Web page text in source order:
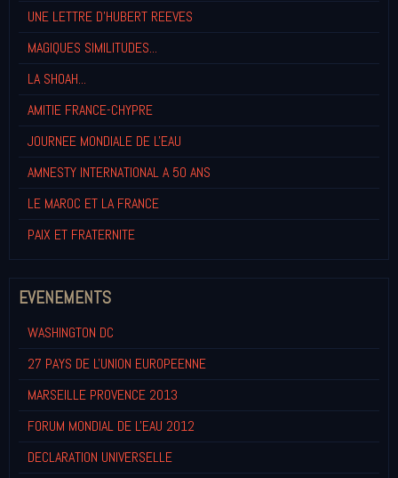
UNE LETTRE D'HUBERT REEVES
MAGIQUES SIMILITUDES...
LA SHOAH...
AMITIE FRANCE-CHYPRE
JOURNEE MONDIALE DE L'EAU
AMNESTY INTERNATIONAL A 50 ANS
LE MAROC ET LA FRANCE
PAIX ET FRATERNITE
EVENEMENTS
WASHINGTON DC
27 PAYS DE L'UNION EUROPEENNE
MARSEILLE PROVENCE 2013
FORUM MONDIAL DE L'EAU 2012
DECLARATION UNIVERSELLE